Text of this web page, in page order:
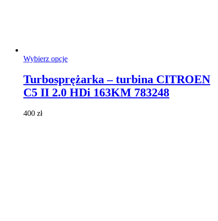
Wybierz opcjeTen
wiele
wariantów.
Turbosprężarka – turbina CITROEN
C5 II 2.0 HDi 163KM 783248
400 zł